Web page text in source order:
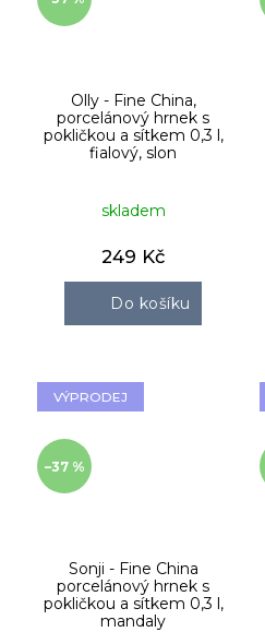
Olly - Fine China,
porcelánový hrnek s
pokličkou a sítkem 0,3 l,
fialový, slon
skladem
249 Kč
Do košíku
VÝPRODEJ
–37 %
Sonji - Fine China
porcelánový hrnek s
pokličkou a sítkem 0,3 l,
mandaly